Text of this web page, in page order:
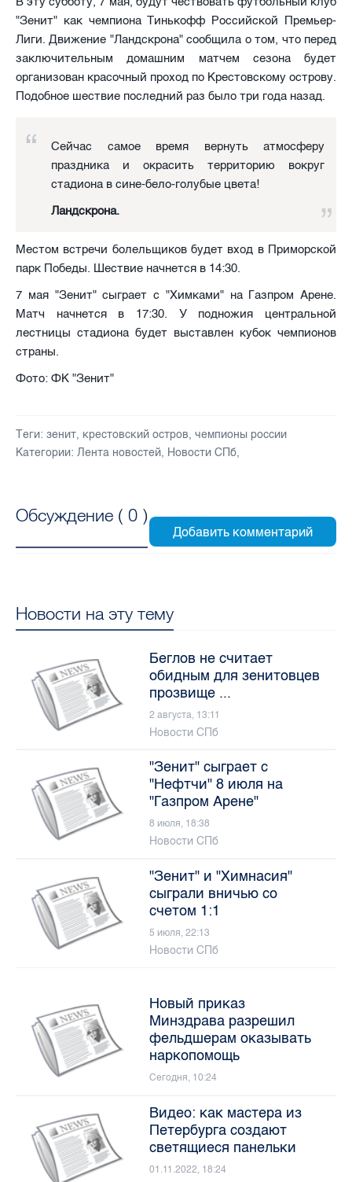
"Зенит" как чемпиона Тинькофф Российской Премьер-
Лиги. Движение "Ландскрона" сообщила о том, что перед
заключительным домашним матчем сезона будет
организован красочный проход по Крестовскому острову.
Подобное шествие последний раз было три года назад.
Сейчас самое время вернуть атмосферу
праздника и окрасить территорию вокруг
стадиона в сине-бело-голубые цвета!
Ландскрона.
Местом встречи болельщиков будет вход в Приморской
парк Победы. Шествие начнется в 14:30.
7 мая "Зенит" сыграет с "Химками" на Газпром Арене.
Матч начнется в 17:30. У подножия центральной
лестницы стадиона будет выставлен кубок чемпионов
страны.
Фото: ФК "Зенит"
Теги: зенит, крестовский остров, чемпионы россии
Категории: Лента новостей, Новости СПб,
Обсуждение ( 0 )
Новости на эту тему
Беглов не считает
обидным для зенитовцев
прозвище ...
2 августа, 13:11
Новости СПб
"Зенит" сыграет с
"Нефтчи" 8 июля на
"Газпром Арене"
8 июля, 18:38
Новости СПб
"Зенит" и "Химнасия"
сыграли вничью со
счетом 1:1
5 июля, 22:13
Новости СПб
Новый приказ
Минздрава разрешил
фельдшерам оказывать
наркопомощь
Сегодня, 10:24
Видео: как мастера из
Петербурга создают
светящиеся панельки
01.11.2022, 18:24